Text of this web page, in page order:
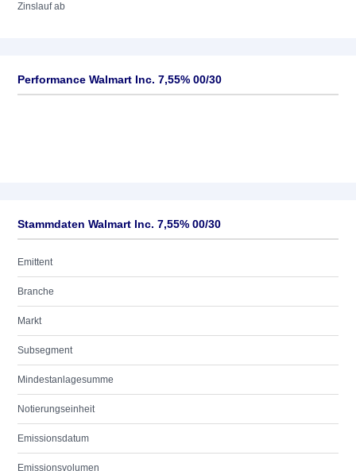
Zinslauf ab
Performance Walmart Inc. 7,55% 00/30
Stammdaten Walmart Inc. 7,55% 00/30
Emittent
Branche
Markt
Subsegment
Mindestanlagesumme
Notierungseinheit
Emissionsdatum
Emissionsvolumen